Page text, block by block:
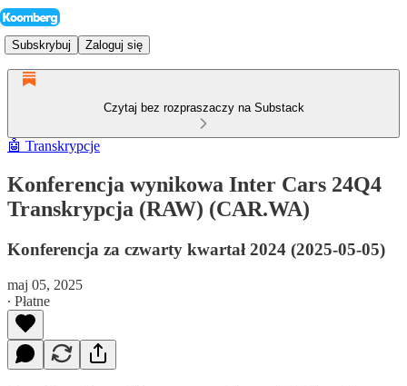
Subskrybuj Zaloguj się
Czytaj bez rozpraszaczy na Substack
🤖 Transkrypcje
Konferencja wynikowa Inter Cars 24Q4
Transkrypcja (RAW) (CAR.WA)
Konferencja za czwarty kwartał 2024 (2025-05-05)
maj 05, 2025
∙ Płatne